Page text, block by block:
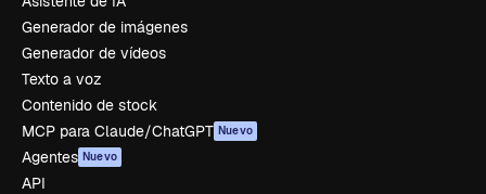
Generador de imágenes
Generador de vídeos
Texto a voz
Contenido de stock
MCP para Claude/ChatGPT Nuevo
Agentes Nuevo
API